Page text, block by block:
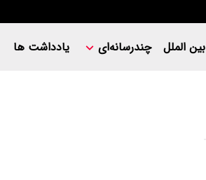
بین الملل چندرسانه‌ای یادداشت ها